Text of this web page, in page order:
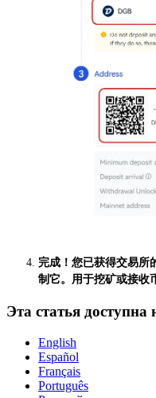
完成！您已获得交易所
制它。用于挖矿或接收
Эта статья
English
Español
Français
Português